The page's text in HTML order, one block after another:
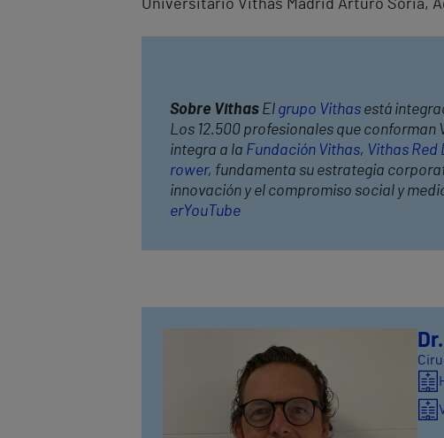
Universitario Vithas Madrid Arturo Soria,
Sobre Vithas El grupo Vithas está
Los 12.500 profesionales que conforman
integra a la Fundación Vithas, Vithas Red
rower, fundamenta su estrategia
innovación y el compromiso social y
erYouTube